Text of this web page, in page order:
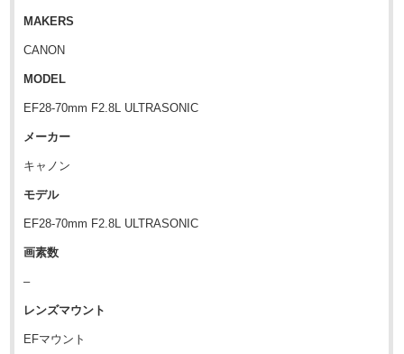
MAKERS
CANON
MODEL
EF28-70mm F2.8L ULTRASONIC
メーカー
キャノン
モデル
EF28-70mm F2.8L ULTRASONIC
画素数
–
レンズマウント
EFマウント